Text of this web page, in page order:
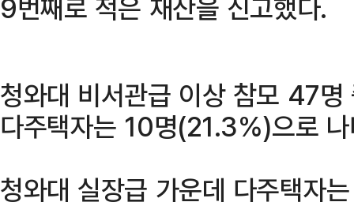
9번째로 적은 재산을 신고했다.
청와대 비서관급 이상 참모 47
다주택자는 10명(21.3%)으로
청와대 실장급 가운데 다주택자